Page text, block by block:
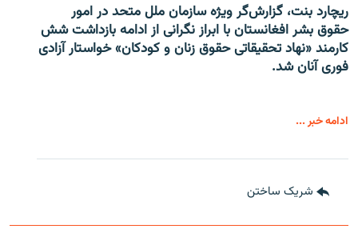
ریچارد بنت، گزارش‌گر ویژه سازمان ملل متحد در امور
حقوق بشر افغانستان با ابراز نگرانی از ادامه بازداشت شش
کارمند «نهاد تحقیقاتی حقوق زنان و کودکان» خواستار آزادی
فوری آنان شد.
ادامه خبر ...
شریک ساختن